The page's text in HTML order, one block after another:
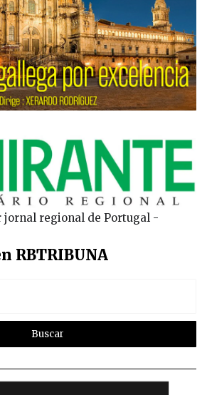
jornal regional de Portugal -
RBTRIBUNA